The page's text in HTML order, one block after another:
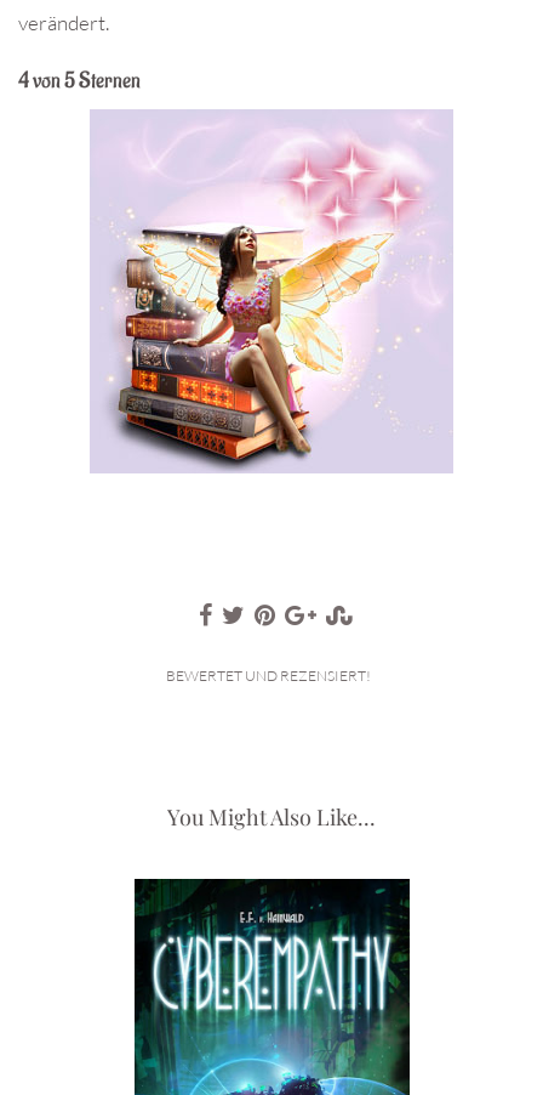
verändert.
4 von 5 Sternen
BEWERTET UND REZENSIERT!
You Might Also Like...